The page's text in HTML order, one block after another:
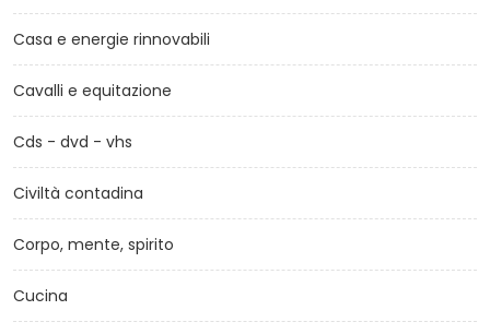
Casa e energie rinnovabili
Cavalli e equitazione
Cds - dvd - vhs
Civiltà contadina
Corpo, mente, spirito
Cucina